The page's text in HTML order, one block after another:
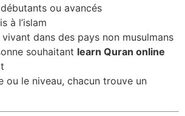
ou avancés
à l’islam
dans des pays non musulmans
souhaitant learn Quran online
ou le niveau, chacun trouve un